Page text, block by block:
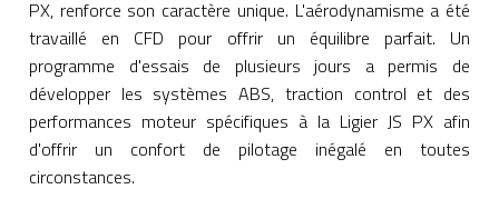
PX, renforce son caractère unique. L'aérodynamisme a été
travaillé en CFD pour offrir un équilibre parfait. Un
programme d'essais de plusieurs jours a permis de
développer les systèmes ABS, traction control et des
performances moteur spécifiques à la Ligier JS PX afin
d'offrir un confort de pilotage inégalé en toutes
circonstances.